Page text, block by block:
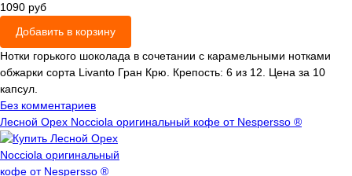
1090 руб
Добавить в корзину
Нотки горького шоколада в сочетании с карамельными нотками
обжарки сорта Livanto Гран Крю. Крепость: 6 из 12. Цена за 10
капсул.
Без комментариев
Лесной Орех Nocciola оригинальный кофе от Nespersso ®